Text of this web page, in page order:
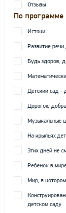
Отзывы
По программе
Истоки
Развитие
Будь здоров,
Детский сад -
Дорогою добра
Музыкальные
На крыльях
Этих дней не
Ребенок в
Мир, в
детском саду